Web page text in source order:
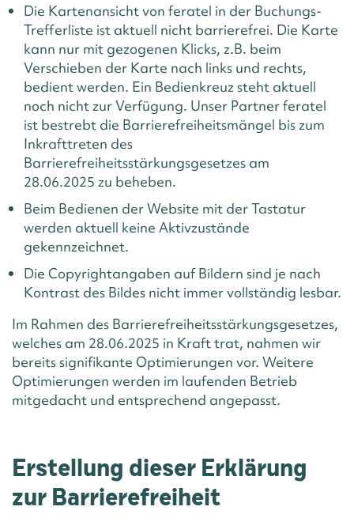
Die Kartenansicht von feratel in der Buchungs-
Trefferliste ist aktuell nicht barrierefrei. Die Karte
kann nur mit gezogenen Klicks, z.B. beim
Verschieben der Karte nach links und rechts,
bedient werden. Ein Bedienkreuz steht aktuell
noch nicht zur Verfügung. Unser Partner feratel
ist bestrebt die Barrierefreiheitsmängel bis zum
Inkrafttreten des
Barrierefreiheitsstärkungsgesetzes am
28.06.2025 zu beheben.
Beim Bedienen der Website mit der Tastatur
werden aktuell keine Aktivzustände
gekennzeichnet.
Die Copyrightangaben auf Bildern sind je nach
Kontrast des Bildes nicht immer vollständig lesbar.
Im Rahmen des Barrierefreiheitsstärkungsgesetzes,
welches am 28.06.2025 in Kraft trat, nahmen wir
bereits signifikante Optimierungen vor. Weitere
Optimierungen werden im laufenden Betrieb
mitgedacht und entsprechend angepasst.
Erstellung dieser Erklärung
zur Barrierefreiheit